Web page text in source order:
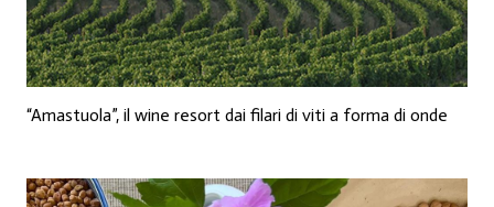
“Amastuola”, il wine resort dai filari di viti a forma di onde